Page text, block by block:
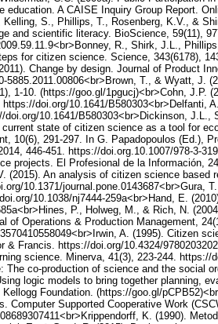
education. A CAISE Inquiry Group Report.
S., Phillips, T., Rosenberg, K.V., &
and scientific literacy. BioScience, 59(11),
R., Shirk, J.L.,
for citizen science. Science, 343(6178),
Change by design. Journal of Product
5885.2011.00806<br>Brown, T., & Wyatt, J.
1-10. (https://goo.gl/1pgucj)<br>Cohn, J.P.
https://doi.org/10.1641/B580303<br>Delfanti,
10.1641/B580303<br>Dickinson, J.L.,
current state of citizen science as a tool for
10(6), 291-297. In G. Papadopoulos (Ed.),
446-451. https://doi.org.10.1007/978-3-
projects. El Profesional de la Información,
(2015). An analysis of citizen science based
10.1371/journal.pone.0143687<br>Gura,
10.1038/nj7444-259a<br>Hand, E.
P., Holweg, M., & Rich, N.
of Operations & Production Management,
A. (1995). Citizen
& Francis. https://doi.org/10.4324/
science. Minerva, 41(3), 223-244. https://
The co-production of science and the social
logic models to bring together planning,
Foundation. (https://goo.gl/
Computer Supported Cooperative Work
K. (1990).